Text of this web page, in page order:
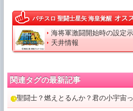
パチスロ 聖闘士星矢 海皇覚醒 オス
海将軍激闘開始時の設定
天井情報
関連タグの最新記事
聖闘士？燃えとるんか？君の小宇宙